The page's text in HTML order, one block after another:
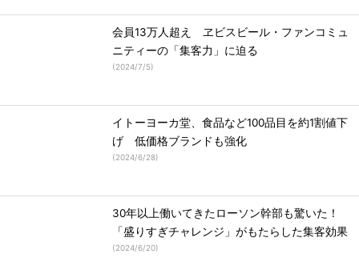
会員13万人超え ヱビスビール・ファンコミュ
ニティーの「集客力」に迫る
(2024/7/5)
イトーヨーカ堂、食品など100品目を約1割値下
げ 低価格ブランドも強化
(2024/6/28)
30年以上働いてきたローソン幹部も驚いた！
「盛りすぎチャレンジ」がもたらした集客効果
(2024/6/20)